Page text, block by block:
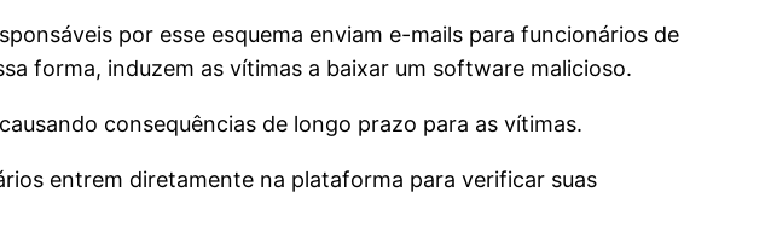
por esse esquema enviam e-mails para funcionários de
forma, induzem as vítimas a baixar um software malicioso.
consequências de longo prazo para as vítimas.
entrem diretamente na plataforma para verificar suas